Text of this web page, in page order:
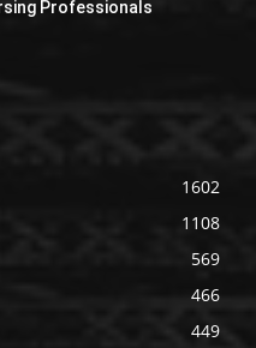
Professionals
1602
1108
569
466
449